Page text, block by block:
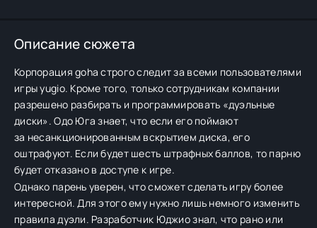
Описание сюжета
Корпорация goha строго следит за всеми пользователями
игры yugio. Кроме того, только сотрудникам компании
разрешено разбирать и программировать «дуэльные
диски». Одо Юга знает, что если его поймают
за несанкционированным вскрытием диска, его
оштрафуют. Если будет шесть штрафных баллов, то парню
будет отказано в доступе к игре.
Однако парень уверен, что сможет сделать игру более
интересной. Для этого ему нужно лишь немного изменить
правила дуэли. Разработчик Юджио знал, что рано или